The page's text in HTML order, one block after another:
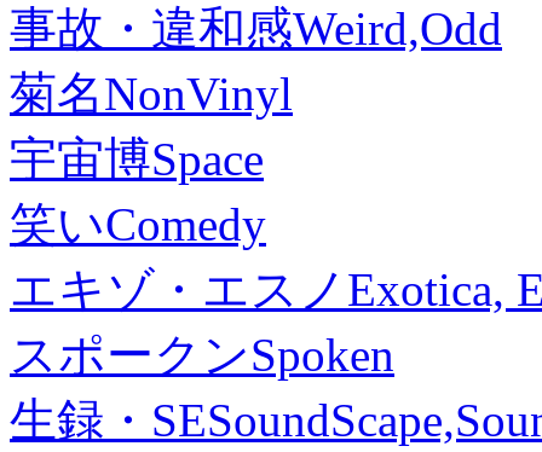
事故・違和感Weird,Odd
菊名NonVinyl
宇宙博Space
笑いComedy
エキゾ・エスノ Exotica,
スポークンSpoken
生録・SE